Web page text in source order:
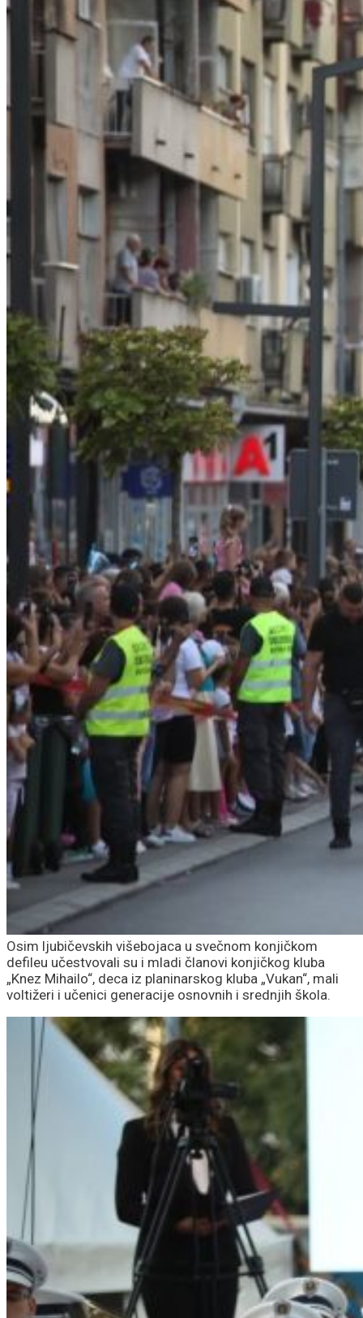
Osim ljubičevskih višebojaca u svečnom konjičkom
defileu učestvovali su i mladi članovi konjičkog kluba
„Knez Mihailo“, deca iz planinarskog kluba „Vukan“, mali
voltižeri i učenici generacije osnovnih i srednjih škola.